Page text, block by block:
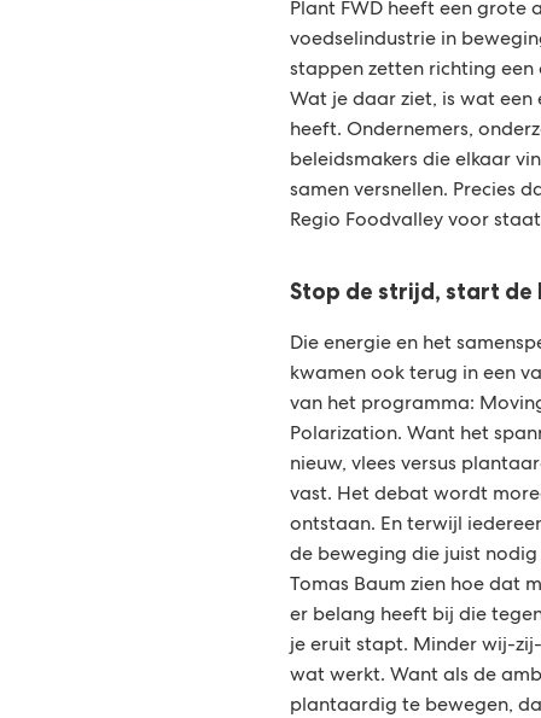
Plant FWD heeft een grote
voedselindustrie in
stappen zetten richting een
Wat je daar ziet, is wat een
heeft. Ondernemers,
beleidsmakers die elkaar
samen versnellen. Precies
Regio Foodvalley voor
Stop de strijd, start de
Die energie en het
kwamen ook terug in een
van het programma:
Polarization. Want het
nieuw, vlees versus
vast. Het debat wordt
ontstaan. En terwijl
de beweging die juist nodig
Tomas Baum zien hoe dat
er belang heeft bij die
je eruit stapt. Minder wij-
wat werkt. Want als de
plantaardig te bewegen,